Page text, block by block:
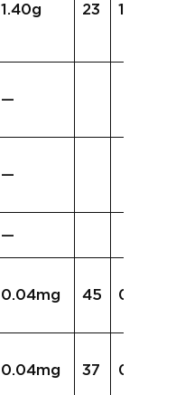
1.40g 23 1.5g
—
—
—
0.04mg 45 0.16mg
0.04mg 37 0.09mg